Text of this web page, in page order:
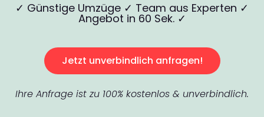
✓ Günstige Umzüge ✓ Team aus Experten ✓
Angebot in 60 Sek. ✓
Jetzt unverbindlich anfragen!
Ihre Anfrage ist zu 100% kostenlos & unverbindlich.